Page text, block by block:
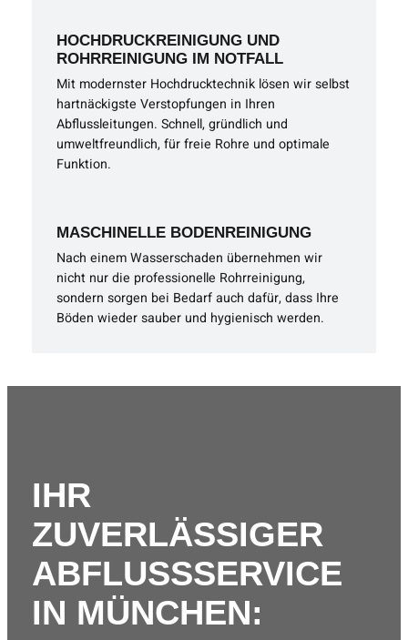
HOCHDRUCKREINIGUNG UND
ROHRREINIGUNG IM NOTFALL
Mit modernster Hochdrucktechnik lösen wir selbst
hartnäckigste Verstopfungen in Ihren
Abflussleitungen. Schnell, gründlich und
umweltfreundlich, für freie Rohre und optimale
Funktion.
MASCHINELLE BODENREINIGUNG
Nach einem Wasserschaden übernehmen wir
nicht nur die professionelle Rohrreinigung,
sondern sorgen bei Bedarf auch dafür, dass Ihre
Böden wieder sauber und hygienisch werden.
IHR
ZUVERLÄSSIGER
ABFLUSSSERVICE
IN MÜNCHEN: